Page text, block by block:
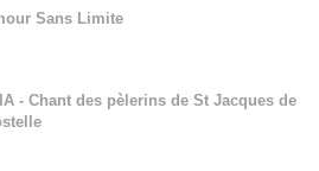
Sans Limite
- Chant des pèlerins de St Jacques de